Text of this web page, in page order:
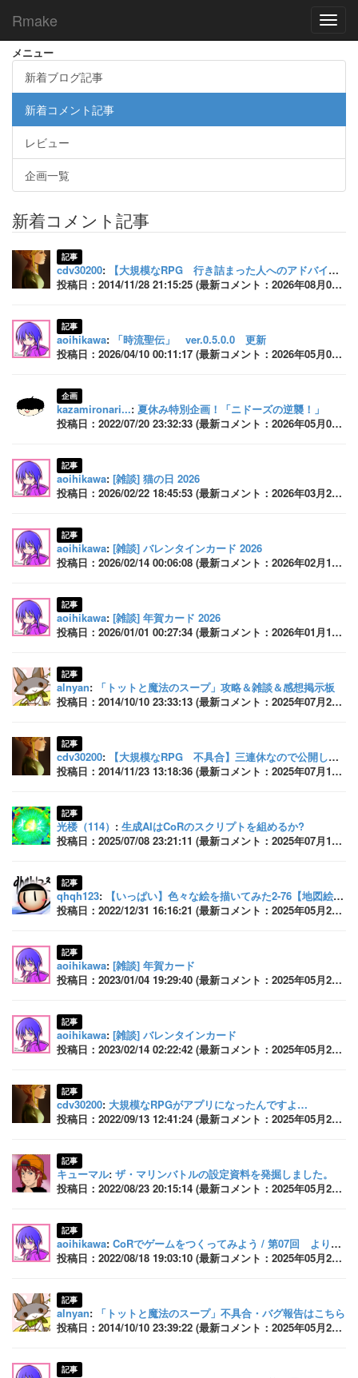
Rmake
メニュー
新着ブログ記事
新着コメント記事
レビュー
企画一覧
新着コメント記事
記事
cdv30200:
【大規模なRPG 行き詰まった人へのアドバイス】
投稿日：2014/11/28 21:15:25 (最新コメント：2026年08月02日 23:43:53)
記事
aoihikawa: 「時流聖伝」 ver.0.5.0.0 更新
投稿日：2026/04/10 00:11:17 (最新コメント：2026年05月04日 00:01:30)
企画
kazamironari...: 夏休み特別企画！「ニドーズの逆襲！」
投稿日：2022/07/20 23:32:33 (最新コメント：2026年05月03日 23:59:42)
記事
aoihikawa: [雑談] 猫の日 2026
投稿日：2026/02/22 18:45:53 (最新コメント：2026年03月27日 17:22:42)
記事
aoihikawa: [雑談] バレンタインカード 2026
投稿日：2026/02/14 00:06:08 (最新コメント：2026年02月16日 22:49:25)
記事
aoihikawa: [雑談] 年賀カード 2026
投稿日：2026/01/01 00:27:34 (最新コメント：2026年01月14日 16:25:26)
記事
alnyan: 「トットと魔法のスープ」攻略＆雑談＆感想掲示板
投稿日：2014/10/10 23:33:13 (最新コメント：2025年07月25日 23:23:46)
記事
cdv30200:
【大規模なRPG 不具合】三連休なので公開してみた
投稿日：2014/11/23 13:18:36 (最新コメント：2025年07月15日 21:17:23)
記事
光楼（114） : 生成AIはCoRのスクリプトを組めるか?
投稿日：2025/07/08 23:21:11 (最新コメント：2025年07月11日 16:14:57)
記事
qhqh123:
【いっぱい】色々な絵を描いてみた2-76【地図絵！】
投稿日：2022/12/31 16:16:21 (最新コメント：2025年05月26日 17:56:51)
記事
aoihikawa: [雑談] 年賀カード
投稿日：2023/01/04 19:29:40 (最新コメント：2025年05月26日 17:56:02)
記事
aoihikawa: [雑談] バレンタインカード
投稿日：2023/02/14 02:22:42 (最新コメント：2025年05月26日 17:55:57)
記事
cdv30200: 大規模なRPGがアプリになったんですよ…
投稿日：2022/09/13 12:41:24 (最新コメント：2025年05月26日 17:53:15)
記事
キューマル: ザ・マリンバトルの設定資料を発掘しました。
投稿日：2022/08/23 20:15:14 (最新コメント：2025年05月26日 17:53:10)
記事
aoihikawa: CoRでゲームをつくってみよう / 第07回 より面白くするために
投稿日：2022/08/18 19:03:10 (最新コメント：2025年05月26日 17:53:04)
記事
alnyan: 「トットと魔法のスープ」不具合・バグ報告はこちら
投稿日：2014/10/10 23:39:22 (最新コメント：2025年05月26日 17:52:51)
記事